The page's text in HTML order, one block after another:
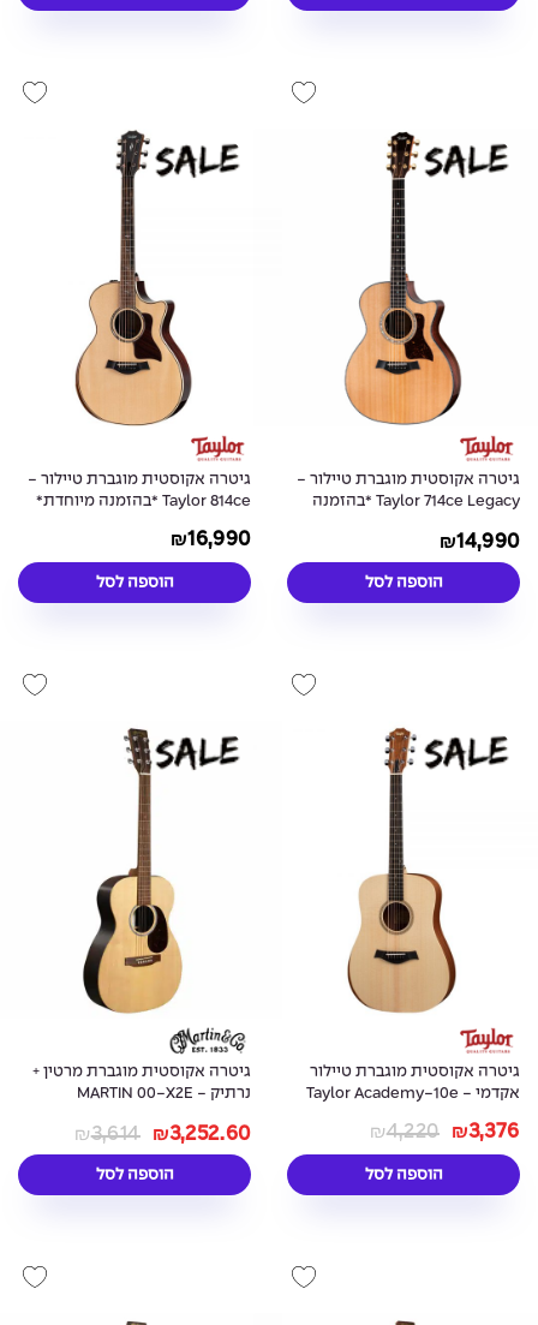
גיטרה אקוסטית מוגברת טיילור -
Taylor 714ce Legacy *בהזמנה
₪14,990
הוספה לסל
גיטרה אקוסטית מוגברת טיילור -
Taylor 814ce *בהזמנה מיוחדת*
₪16,990
הוספה לסל
גיטרה אקוסטית מוגברת טיילור
אקדמי - Taylor Academy-10e
₪4,220 ₪3,376
הוספה לסל
גיטרה אקוסטית מוגברת מרטין +
נרתיק - MARTIN 00-X2E
₪3,614 ₪3,252.60
הוספה לסל